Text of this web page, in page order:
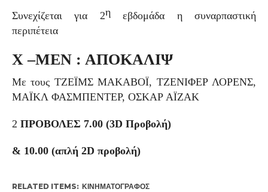
Συνεχίζεται για 2ηεβδομάδα η συναρπαστική
περιπέτεια
Χ –ΜΕΝ : ΑΠΟΚΑΛΙΨ
Με τους ΤΖΕΪΜΣ ΜΑΚΑΒΟΪ, ΤΖΕΝΙΦΕΡ ΛΟΡΕΝΣ,
ΜΑΪΚΛ ΦΑΣΜΠΕΝΤΕΡ, ΟΣΚΑΡ ΑΪΖΑΚ
2 ΠΡΟΒΟΛΕΣ 7.00 (3D Προβολή)
& 10.00 (απλή 2D προβολή)
RELATED ITEMS: ΚΙΝΗΜΑΤΟΓΡΆΦΟΣ